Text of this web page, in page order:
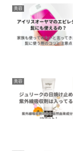
美容
美容